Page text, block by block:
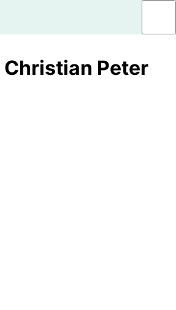
Christian Peter